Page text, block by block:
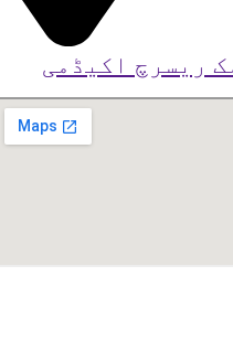
ریسرچ اکیڈمی